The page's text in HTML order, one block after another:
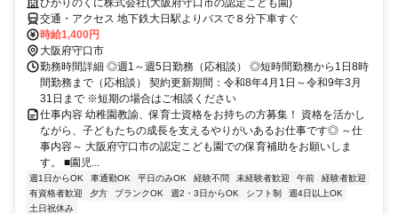
交通・アクセス 地下鉄大日駅よりバスで８分下車すぐ
時給1,400円
大阪府守口市
勤務時間詳細 ◎週1～週5日勤務（応相談） ◎短時間勤務から1日8時
間勤務まで（応相談） 契約更新期間：令和8年4月1日～令和9年3月
31日まで ※短期の場合はご相談ください
仕事内容 幼稚園教諭、保育士資格をお持ちの方募集！ 資格を活かし
ながら、子どもたちの成長を支えるやりがいあるお仕事です◎ ～仕
事内容～ 大阪府守口市の認定こども園での保育補助をお願いしま
す。 ■園児...
週1日からOK 車通勤OK 平日のみOK 経験不問 未経験者歓迎 午前
経験者歓迎
有資格者歓迎
夕方 ブランクOK 週2・3日からOK シフト制
週4日以上OK
土日祝休み